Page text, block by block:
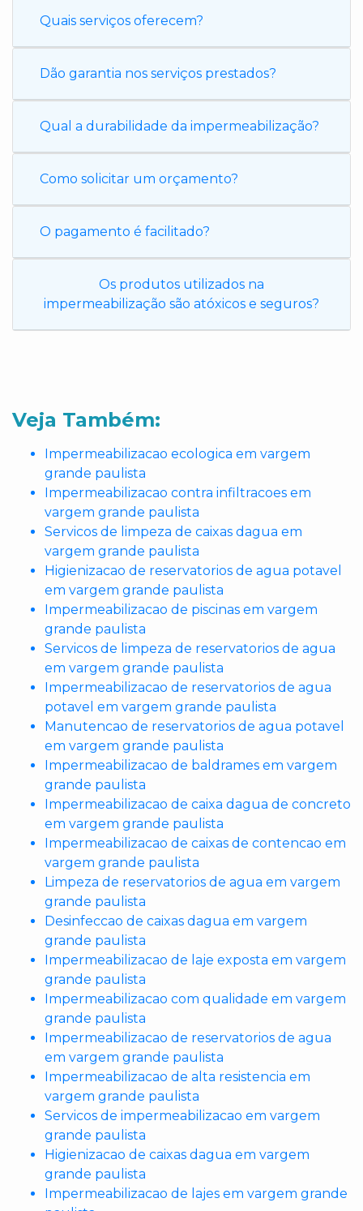
Quais serviços oferecem?
Dão garantia nos serviços prestados?
Qual a durabilidade da impermeabilização?
Como solicitar um orçamento?
O pagamento é facilitado?
Os produtos utilizados na
impermeabilização são atóxicos e seguros?
Veja Também:
Impermeabilizacao ecologica em vargem
grande paulista
Impermeabilizacao contra infiltracoes em
vargem grande paulista
Servicos de limpeza de caixas dagua em
vargem grande paulista
Higienizacao de reservatorios de agua potavel
em vargem grande paulista
Impermeabilizacao de piscinas em vargem
grande paulista
Servicos de limpeza de reservatorios de agua
em vargem grande paulista
Impermeabilizacao de reservatorios de agua
potavel em vargem grande paulista
Manutencao de reservatorios de agua potavel
em vargem grande paulista
Impermeabilizacao de baldrames em vargem
grande paulista
Impermeabilizacao de caixa dagua de concreto
em vargem grande paulista
Impermeabilizacao de caixas de contencao em
vargem grande paulista
Limpeza de reservatorios de agua em vargem
grande paulista
Desinfeccao de caixas dagua em vargem
grande paulista
Impermeabilizacao de laje exposta em vargem
grande paulista
Impermeabilizacao com qualidade em vargem
grande paulista
Impermeabilizacao de reservatorios de agua
em vargem grande paulista
Impermeabilizacao de alta resistencia em
vargem grande paulista
Servicos de impermeabilizacao em vargem
grande paulista
Higienizacao de caixas dagua em vargem
grande paulista
Impermeabilizacao de lajes em vargem grande